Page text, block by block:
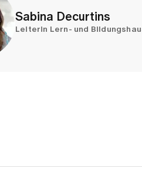
Sabina Decurtins
Leiterin Lern- und